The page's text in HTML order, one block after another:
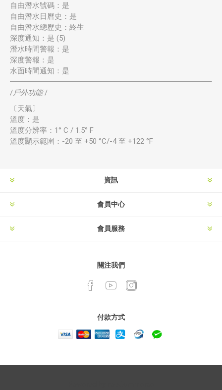
自由潛水號碼：是
自由潛水日曆史：是
自由潛水總歷史：終生
深度通知：是 (5)
潛水時間警報：是
深度警報：是
水面時間通知：是
/戶外功能/
〔天氣〕
溫度：是
溫度分辨率：1° C / 1.5° F
溫度顯示範圍：-20 至 +50 °C/-4 至 +122 °F
資訊
會員中心
會員服務
關注我們
付款方式